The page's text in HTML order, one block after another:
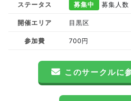
ステータス 募集中 募集人数
開催エリア 目黒区
参加費 700円
このサークルに